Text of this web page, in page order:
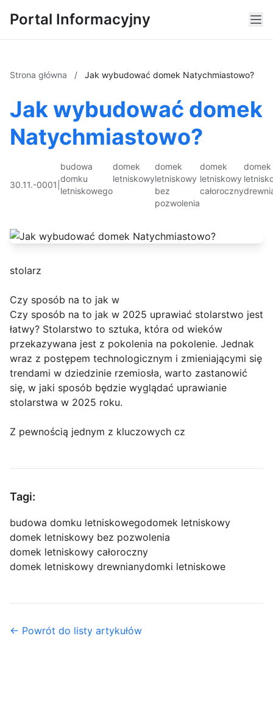
Portal Informacyjny
Strona główna / Jak wybudować domek Natychmiastowo?
Jak wybudować domek
Natychmiastowo?
30.11.-0001
budowa
domku
letniskowego
domek
letniskowy
domek
letniskowy
bez
pozwolenia
domek
letniskowy
całoroczny
domek
stolarz
Czy sposób na to jak w
Czy sposób na to jak w 2025 uprawiać stolarstwo jest
łatwy? Stolarstwo to sztuka, która od wieków
przekazywana jest z pokolenia na pokolenie. Jednak
wraz z postępem technologicznym i zmieniającymi się
trendami w dziedzinie rzemiosła, warto zastanowić
się, w jaki sposób będzie wyglądać uprawianie
stolarstwa w 2025 roku.
Z pewnością jednym z kluczowych cz
Tagi:
budowa domku letniskowegodomek letniskowy
domek letniskowy bez pozwolenia
domek letniskowy całoroczny
domek letniskowy drewnianydomki letniskowe
← Powrót do listy artykułów